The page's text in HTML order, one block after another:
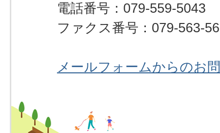
電話番号：079-559-5043
ファクス番号：079-563-
メールフォームからのお